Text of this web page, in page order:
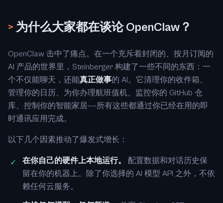
> 为什么大家都在谈论 OpenClaw？
OpenClaw 击中了痛点。在一个充斥着封闭的、按月订阅的
AI 产品的世界里，Steinberger 构建了一些不同的东西：一
个不仅能聊天，还能真正做事的 AI。它清理你的收件箱、
管理你的日历、为你办理航班值机、监控你的 GitHub 仓
库、控制你的智能家居——所有这些都通过你已经在用的即
时通讯应用完成。
以下几个因素推动了爆发式增长：
✓ 在你自己的硬件上本地运行。
配置数据和对话历史保
留在你的机器上。除了你选择的 AI 模型 API 之外，不依
赖任何云服务。